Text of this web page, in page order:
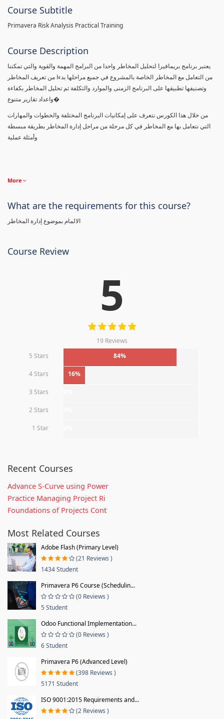
Course Subtitle
Primavera Risk Analysis Practical Training
Course Description
يعتبر برنامج بريمافيرا لتحليل المخاطر واحدا من البرامج المهمة والقوية والتي تمكننا
من التعامل مع المخاطر الخاصة بالمشروع في جميع مراحلها بدءا من تعريف المخاطر
وتصنيفها تطبيقها على البرنامج الزمنى والموارد والتكلفة ثم تحليل المخاطر بكفاءة
واعداد تقارير متنوع�
من خلال هذا الكورس نتعرف على إمكانيات البرنامج المختلفة والخطوات والمهارات
التي نتعامل بها مع المخاطر في كل مرحلة من مراحل إدارة المخاطر بطريقة مبسطة
وأمثلة عملية
More
What are the requirements for this course?
الالمام بموضوع إدارة المخاطر
Course Review
5
19 Reviews
5 Stars
84%
4 Stars 16%
3 Stars
2 Stars
1 Star
Recent Courses
Advance S-Curve using Power
Practice Managing Project Ri
Foundations of Projects Cont
Most Related Courses
Adobe Flash (Primary Level)
(21 Reviews )
1434 Student
Primavera P6 Course (Schedulin...
(0 Reviews )
5 Student
Odoo Functional Implementation...
(0 Reviews )
6 Student
Primavera P6 (Advanced Level)
(398 Reviews )
5171 Student
ISO 9001:2015 Requirements and...
(2 Reviews )